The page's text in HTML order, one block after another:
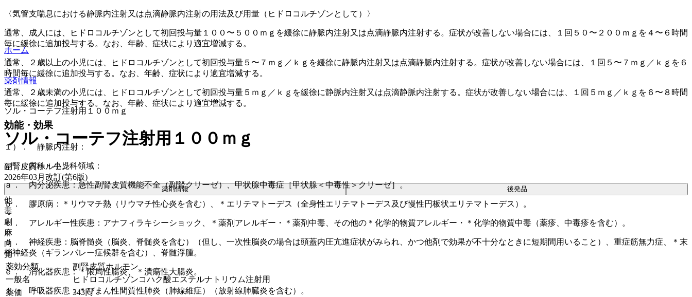
〈気管支喘息における静脈内注射又は点滴静脈内注射の用法及び用量（ヒドロコルチゾンとして）〉
通常、成人には、ヒドロコルチゾンとして初回投与量１００〜５００ｍｇを緩徐に静脈内注射又は点滴静脈内注射する。症状が改善しない場合には、１回５０〜２００ｍｇを４〜６時間
毎に緩徐に追加投与する。なお、年齢、症状により適宜増減する。
通常、２歳以上の小児には、ヒドロコルチゾンとして初回投与量５〜７ｍｇ／ｋｇを緩徐に静脈内注射又は点滴静脈内注射する。症状が改善しない場合には、１回５〜７ｍｇ／ｋｇを６
時間毎に緩徐に追加投与する。なお、年齢、症状により適宜増減する。
通常、２歳未満の小児には、ヒドロコルチゾンとして初回投与量５ｍｇ／ｋｇを緩徐に静脈内注射又は点滴静脈内注射する。症状が改善しない場合には、１回５ｍｇ／ｋｇを６〜８時間
毎に緩徐に追加投与する。なお、年齢、症状により適宜増減する。
効能・効果
１）． 静脈内注射：
@． 内科・小児科領域：
ａ． 内分泌疾患：急性副腎皮質機能不全（副腎クリーゼ）、甲状腺中毒症［甲状腺＜中毒性＞クリーゼ］。
ｂ． 膠原病：＊リウマチ熱（リウマチ性心炎を含む）、＊エリテマトーデス（全身性エリテマトーデス及び慢性円板状エリテマトーデス）。
ｃ． アレルギー性疾患：アナフィラキシーショック、＊薬剤アレルギー・＊薬剤中毒、その他の＊化学的物質アレルギー・＊化学的物質中毒（薬疹、中毒疹を含む）。
ｄ． 神経疾患：脳脊髄炎（脳炎、脊髄炎を含む）（但し、一次性脳炎の場合は頭蓋内圧亢進症状がみられ、かつ他剤で効果が不十分なときに短期間用いること）、重症筋無力症、＊末
梢神経炎（ギランバレー症候群を含む）、脊髄浮腫。
ｅ． 消化器疾患：＊限局性腸炎、＊潰瘍性大腸炎。
ｆ． 呼吸器疾患：＊びまん性間質性肺炎（肺線維症）（放射線肺臓炎を含む）。
ホーム
薬剤情報
ソル・コーテフ注射用１００ｍｇ
ソル・コーテフ注射用１００ｍｇ
副腎皮質ホルモン
2026年03月改訂(第6版)
薬剤情報 後発品
他
毒
劇
麻
向
覚
薬効分類
副腎皮質ホルモン
一般名
ヒドロコルチゾンコハク酸エステルナトリウム注射用
薬価
343円